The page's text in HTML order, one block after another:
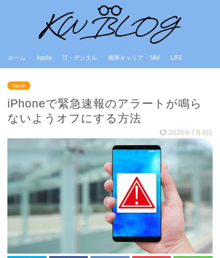
ホーム Apple IT・デジタル 携帯キャリア・SIM LIFE
Apple
iPhoneで緊急速報のアラートが鳴ら
ないようオフにする方法
2020年7月4日